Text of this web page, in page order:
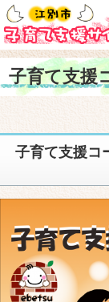
子育て支援
子育て支援